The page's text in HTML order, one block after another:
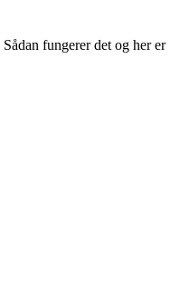
fungerer det og her er